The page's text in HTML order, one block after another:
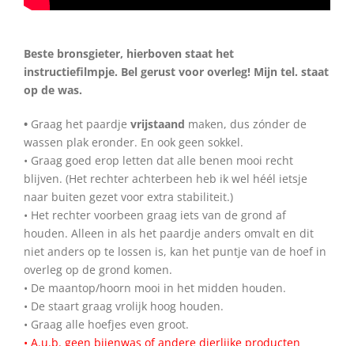
Beste bronsgieter, hierboven staat het
instructiefilmpje. Bel gerust voor overleg! Mijn tel. staat
op de was.
• Graag het paardje vrijstaand maken, dus zónder de
wassen plak eronder. En ook geen sokkel.
• Graag goed erop letten dat alle benen mooi recht
blijven. (Het rechter achterbeen heb ik wel héél ietsje
naar buiten gezet voor extra stabiliteit.)
• Het rechter voorbeen graag iets van de grond af
houden. Alleen in als het paardje anders omvalt en dit
niet anders op te lossen is, kan het puntje van de hoef in
overleg op de grond komen.
• De maantop/hoorn mooi in het midden houden.
• De staart graag vrolijk hoog houden.
• Graag alle hoefjes even groot.
• A.u.b. geen bijenwas of andere dierlijke producten